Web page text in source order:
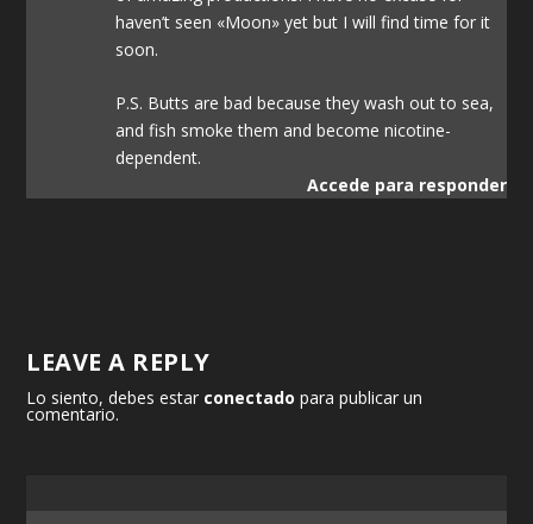
haven’t seen «Moon» yet but I will find time for it
soon.
P.S. Butts are bad because they wash out to sea,
and fish smoke them and become nicotine-
dependent.
Accede para responder
LEAVE A REPLY
Lo siento, debes estar conectado para publicar un
comentario.